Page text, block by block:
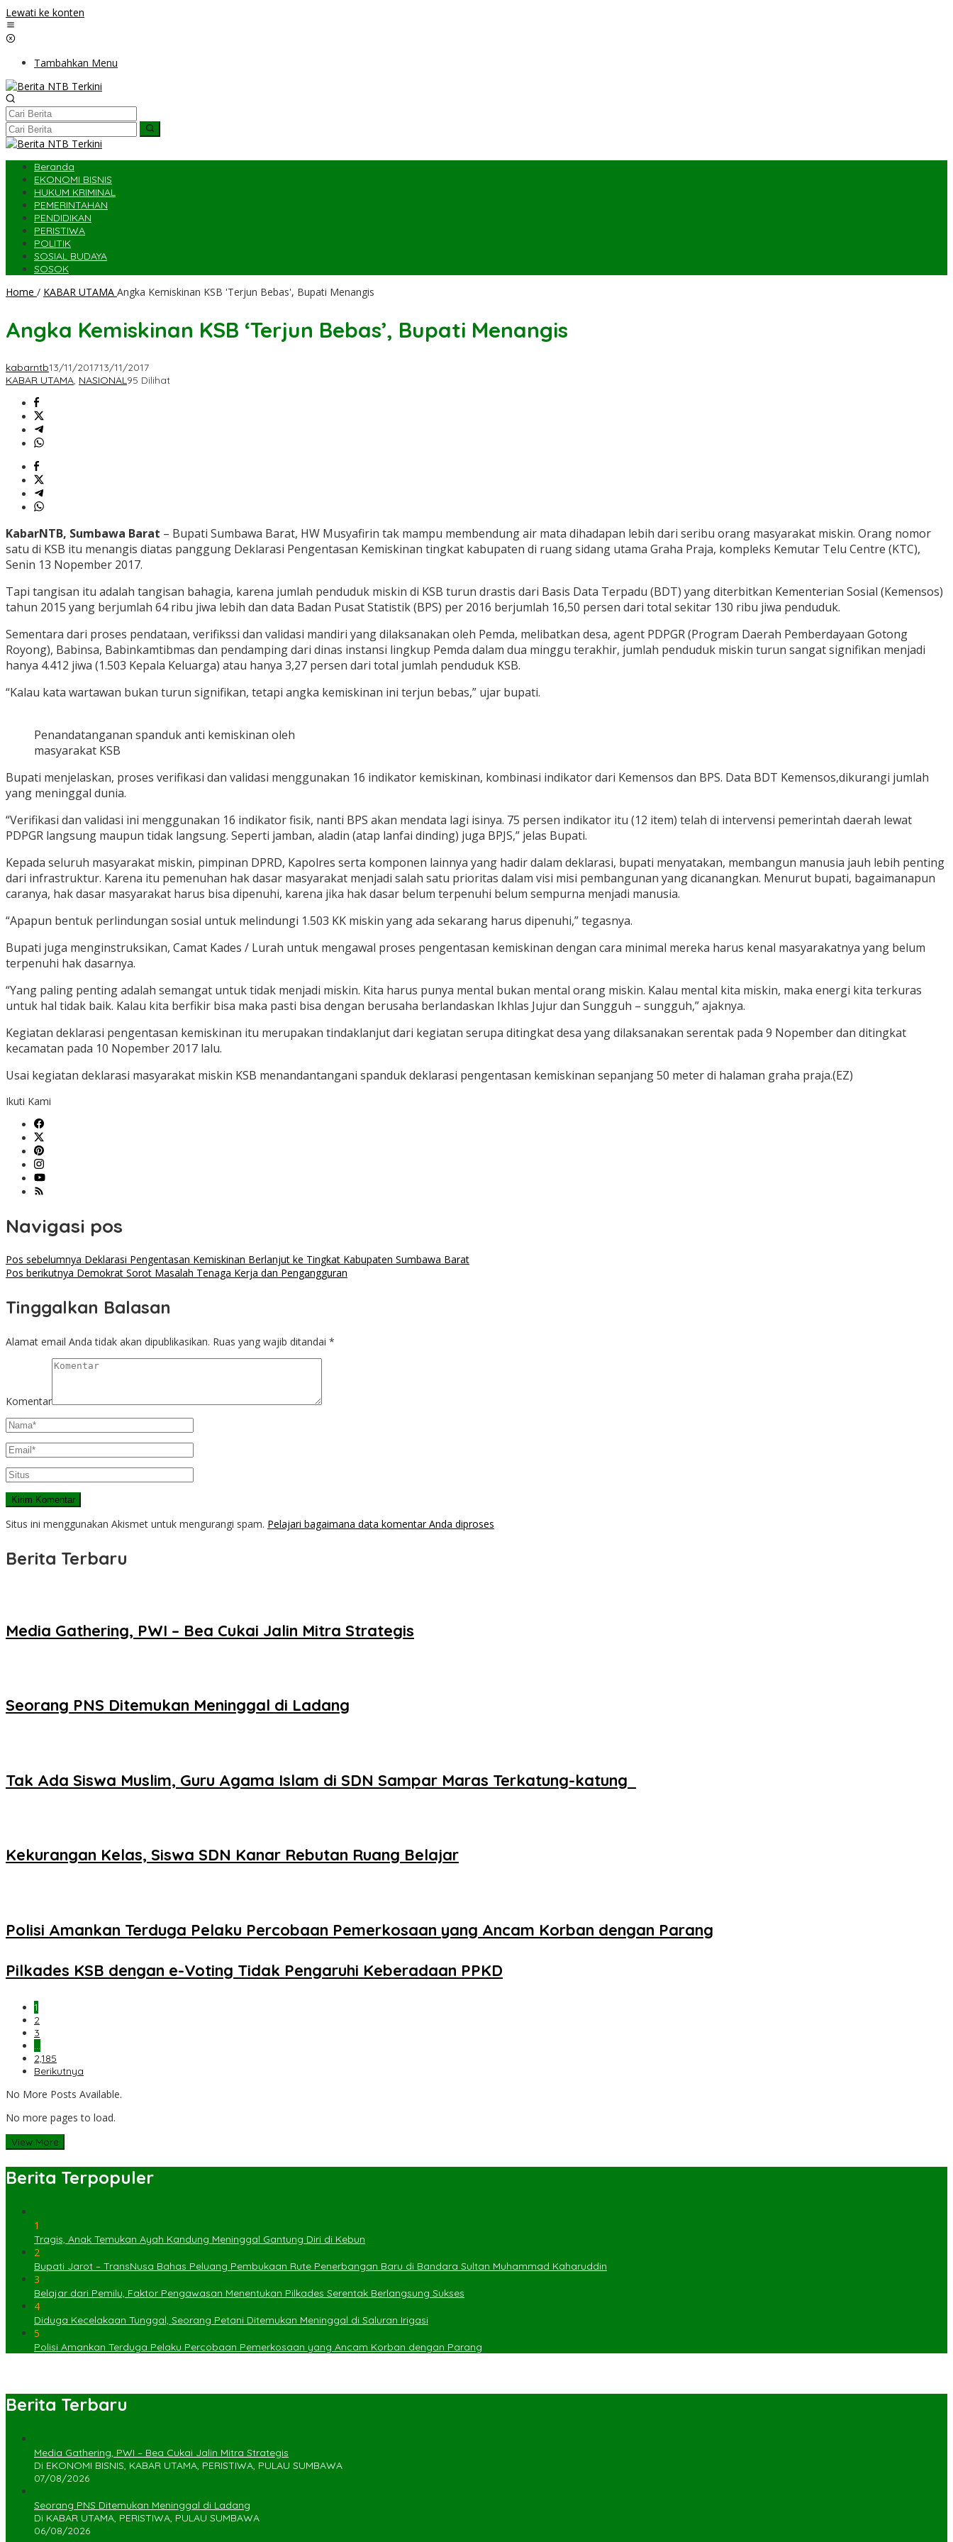
Lewati ke konten
Tambahkan Menu
Beranda
EKONOMI BISNIS
HUKUM KRIMINAL
PEMERINTAHAN
PENDIDIKAN
PERISTIWA
POLITIK
SOSIAL BUDAYA
SOSOK
Home / KABAR UTAMA Angka Kemiskinan KSB 'Terjun Bebas', Bupati Menangis
Angka Kemiskinan KSB ‘Terjun Bebas’, Bupati Menangis
kabarntb13/11/201713/11/2017
KABAR UTAMA, NASIONAL95 Dilihat
KabarNTB, Sumbawa Barat – Bupati Sumbawa Barat, HW Musyafirin tak mampu membendung air mata dihadapan lebih dari seribu orang masyarakat miskin. Orang nomor
satu di KSB itu menangis diatas panggung Deklarasi Pengentasan Kemiskinan tingkat kabupaten di ruang sidang utama Graha Praja, kompleks Kemutar Telu Centre (KTC),
Senin 13 Nopember 2017.
Tapi tangisan itu adalah tangisan bahagia, karena jumlah penduduk miskin di KSB turun drastis dari Basis Data Terpadu (BDT) yang diterbitkan Kementerian Sosial (Kemensos)
tahun 2015 yang berjumlah 64 ribu jiwa lebih dan data Badan Pusat Statistik (BPS) per 2016 berjumlah 16,50 persen dari total sekitar 130 ribu jiwa penduduk.
Sementara dari proses pendataan, verifikssi dan validasi mandiri yang dilaksanakan oleh Pemda, melibatkan desa, agent PDPGR (Program Daerah Pemberdayaan Gotong
Royong), Babinsa, Babinkamtibmas dan pendamping dari dinas instansi lingkup Pemda dalam dua minggu terakhir, jumlah penduduk miskin turun sangat signifikan menjadi
hanya 4.412 jiwa (1.503 Kepala Keluarga) atau hanya 3,27 persen dari total jumlah penduduk KSB.
“Kalau kata wartawan bukan turun signifikan, tetapi angka kemiskinan ini terjun bebas,” ujar bupati.
Penandatanganan spanduk anti kemiskinan oleh
masyarakat KSB
Bupati menjelaskan, proses verifikasi dan validasi menggunakan 16 indikator kemiskinan, kombinasi indikator dari Kemensos dan BPS. Data BDT Kemensos,dikurangi jumlah
yang meninggal dunia.
“Verifikasi dan validasi ini menggunakan 16 indikator fisik, nanti BPS akan mendata lagi isinya. 75 persen indikator itu (12 item) telah di intervensi pemerintah daerah lewat
PDPGR langsung maupun tidak langsung. Seperti jamban, aladin (atap lanfai dinding) juga BPJS,” jelas Bupati.
Kepada seluruh masyarakat miskin, pimpinan DPRD, Kapolres serta komponen lainnya yang hadir dalam deklarasi, bupati menyatakan, membangun manusia jauh lebih penting
dari infrastruktur. Karena itu pemenuhan hak dasar masyarakat menjadi salah satu prioritas dalam visi misi pembangunan yang dicanangkan. Menurut bupati, bagaimanapun
caranya, hak dasar masyarakat harus bisa dipenuhi, karena jika hak dasar belum terpenuhi belum sempurna menjadi manusia.
“Apapun bentuk perlindungan sosial untuk melindungi 1.503 KK miskin yang ada sekarang harus dipenuhi,” tegasnya.
Bupati juga menginstruksikan, Camat Kades / Lurah untuk mengawal proses pengentasan kemiskinan dengan cara minimal mereka harus kenal masyarakatnya yang belum
terpenuhi hak dasarnya.
“Yang paling penting adalah semangat untuk tidak menjadi miskin. Kita harus punya mental bukan mental orang miskin. Kalau mental kita miskin, maka energi kita terkuras
untuk hal tidak baik. Kalau kita berfikir bisa maka pasti bisa dengan berusaha berlandaskan Ikhlas Jujur dan Sungguh – sungguh,” ajaknya.
Kegiatan deklarasi pengentasan kemiskinan itu merupakan tindaklanjut dari kegiatan serupa ditingkat desa yang dilaksanakan serentak pada 9 Nopember dan ditingkat
kecamatan pada 10 Nopember 2017 lalu.
Usai kegiatan deklarasi masyarakat miskin KSB menandantangani spanduk deklarasi pengentasan kemiskinan sepanjang 50 meter di halaman graha praja.(EZ)
Ikuti Kami
Navigasi pos
Pos sebelumnya Deklarasi Pengentasan Kemiskinan Berlanjut ke Tingkat Kabupaten Sumbawa Barat
Pos berikutnya Demokrat Sorot Masalah Tenaga Kerja dan Pengangguran
Tinggalkan Balasan
Alamat email Anda tidak akan dipublikasikan. Ruas yang wajib ditandai *
Komentar
Situs ini menggunakan Akismet untuk mengurangi spam. Pelajari bagaimana data komentar Anda diproses
Berita Terbaru
Media Gathering, PWI – Bea Cukai Jalin Mitra Strategis
Seorang PNS Ditemukan Meninggal di Ladang
Tak Ada Siswa Muslim, Guru Agama Islam di SDN Sampar Maras Terkatung-katung ‎
Kekurangan Kelas, Siswa SDN Kanar Rebutan Ruang Belajar
Polisi Amankan Terduga Pelaku Percobaan Pemerkosaan yang Ancam Korban dengan Parang
Pilkades KSB dengan e-Voting Tidak Pengaruhi Keberadaan PPKD
1
2
3
…
2,185
Berikutnya
No More Posts Available.
No more pages to load.
View More
Berita Terpopuler
1
Tragis, Anak Temukan Ayah Kandung Meninggal Gantung Diri di Kebun
2
Bupati Jarot – TransNusa Bahas Peluang Pembukaan Rute Penerbangan Baru di Bandara Sultan Muhammad Kaharuddin
3
Belajar dari Pemilu, Faktor Pengawasan Menentukan Pilkades Serentak Berlangsung Sukses
4
Diduga Kecelakaan Tunggal, Seorang Petani Ditemukan Meninggal di Saluran Irigasi
5
Polisi Amankan Terduga Pelaku Percobaan Pemerkosaan yang Ancam Korban dengan Parang
Berita Terbaru
Media Gathering, PWI – Bea Cukai Jalin Mitra Strategis
Di EKONOMI BISNIS, KABAR UTAMA, PERISTIWA, PULAU SUMBAWA
07/08/2026
Seorang PNS Ditemukan Meninggal di Ladang
Di KABAR UTAMA, PERISTIWA, PULAU SUMBAWA
06/08/2026